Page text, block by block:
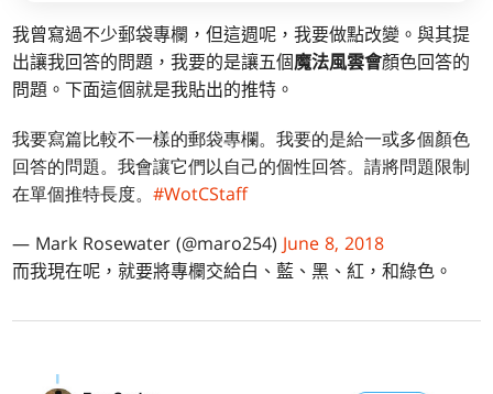
我曾寫過不少郵袋專欄，但這週呢，我要做點改變。與其提
出讓我回答的問題，我要的是讓五個魔法風雲會顏色回答的
問題。下面這個就是我貼出的推特。
我要寫篇比較不一樣的郵袋專欄。我要的是給一或多個顏色
回答的問題。我會讓它們以自己的個性回答。請將問題限制
在單個推特長度。#WotCStaff
— Mark Rosewater (@maro254) June 8, 2018
而我現在呢，就要將專欄交給白、藍、黑、紅，和綠色。